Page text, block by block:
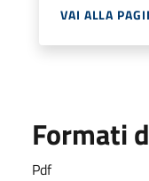
VAI ALLA
Formati
Pdf